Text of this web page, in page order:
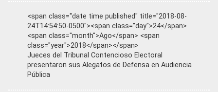
<span class="date time published" title="2018-08-
24T14:54:50-0500"><span class="day">24</span>
<span class="month">Ago</span> <span
class="year">2018</span></span>
Jueces del Tribunal Contencioso Electoral
presentaron sus Alegatos de Defensa en Audiencia
Pública